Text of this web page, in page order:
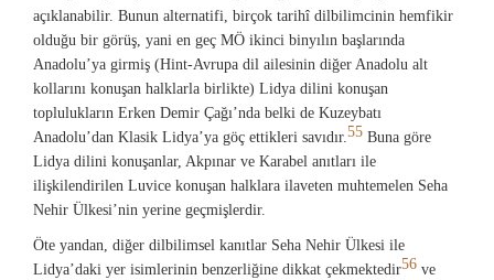
açıklanabilir. Bunun alternatifi, birçok tarihî dilbilimcinin hemfikir
olduğu bir görüş, yani en geç MÖ ikinci binyılın başlarında
Anadolu’ya girmiş (Hint-Avrupa dil ailesinin diğer Anadolu alt
kollarını konuşan halklarla birlikte) Lidya dilini konuşan
toplulukların Erken Demir Çağı’nda belki de Kuzeybatı
Anadolu’dan Klasik Lidya’ya göç ettikleri savıdır.55 Buna göre
Lidya dilini konuşanlar, Akpınar ve Karabel anıtları ile
ilişkilendirilen Luvice konuşan halklara ilaveten muhtemelen Seha
Nehir Ülkesi’nin yerine geçmişlerdir.
Öte yandan, diğer dilbilimsel kanıtlar Seha Nehir Ülkesi ile
Lidya’daki yer isimlerinin benzerliğine dikkat çekmektedir56 ve